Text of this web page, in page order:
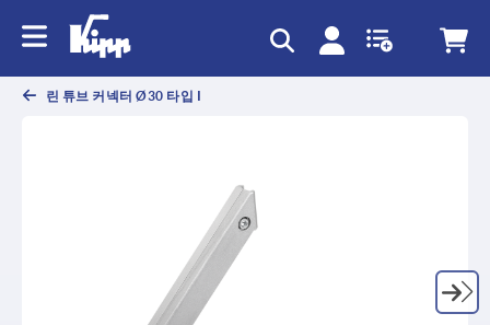
린 튜브 커넥터 Ø30 타입 I